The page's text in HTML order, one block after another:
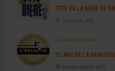
FÊTE DE LA BIÈRE DE
Saverne (67)
30 AOÛT 2026
20 ANS DE LA
Breitenbach (67)